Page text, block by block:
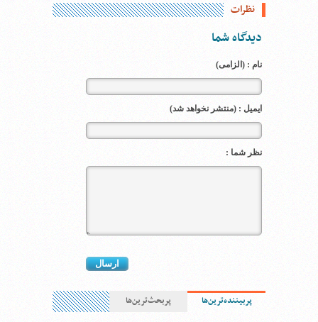
نظرات
دیدگاه شما
نام : (الزامی)
ایمیل : (منتشر نخواهد شد)
نظر شما :
پربیننده‌ترین‌ها پربحث‌ترین‌ها